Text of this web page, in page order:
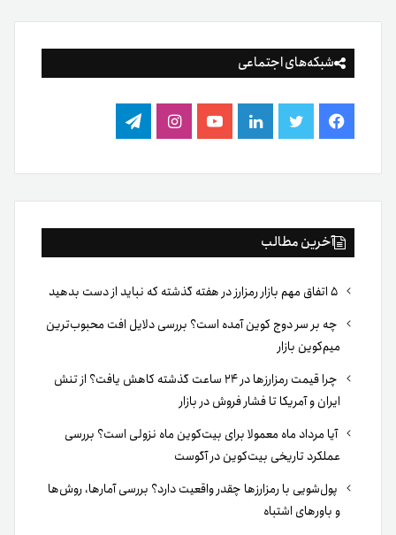
شبکه‌های اجتماعی
فیس
بوک
توییتر لینکدینیوتیوباینستاگرام
تلگرام
آخرین مطالب
چه بر سر دوج کوین آمده است؟ بررسی دلایل افت محبوب‌ترین
میم‌کوین بازار
چرا قیمت رمزارزها در ۲۴ ساعت گذشته کاهش یافت؟ از تنش
ایران و آمریکا تا فشار فروش در بازار
آیا مرداد ماه معمولا برای بیت‌کوین ماه نزولی است؟ بررسی
عملکرد تاریخی بیت‌کوین در آگوست
پول‌شویی با رمزارزها چقدر واقعیت دارد؟ بررسی آمارها، روش‌ها
و باورهای اشتباه